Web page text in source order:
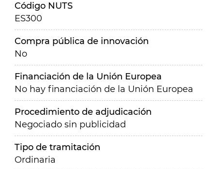
Código NUTS
ES300
Compra pública de innovación
No
Financiación de la Unión Europea
No hay financiación de la Unión Europea
Procedimiento de adjudicación
Negociado sin publicidad
Tipo de tramitación
Ordinaria